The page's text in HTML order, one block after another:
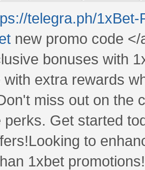
telegra.ph/
new promo code </
bonuses with
with extra rewards
miss out on the
perks. Get started
to
1xbet